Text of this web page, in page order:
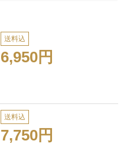
送料込
6,950円
送料込
7,750円